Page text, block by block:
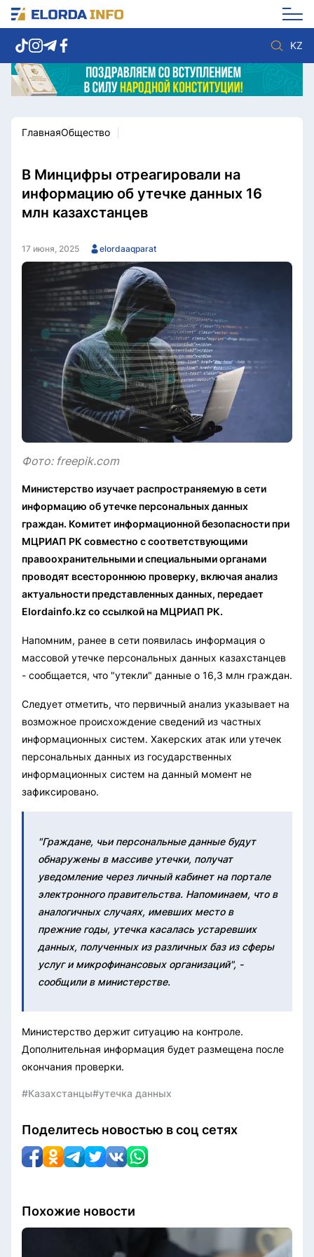
KZ
Новости столицы
Спорт
Культура
Разное
Мнение
Видео
Мир
Послание
Служба Комплаенс
ГлавнаяОбщество
В Минцифры отреагировали на
информацию об утечке данных 16
млн казахстанцев
17 июня, 2025 elordaaqparat
Фото: freepik.com
Министерство изучает распространяемую в сети
информацию об утечке персональных данных
граждан. Комитет информационной безопасности при
МЦРИАП РК совместно с соответствующими
правоохранительными и специальными органами
проводят всестороннюю проверку, включая анализ
актуальности представленных данных, передает
Elordainfo.kz со ссылкой на МЦРИАП РК.
Напомним, ранее в сети появилась информация о
массовой утечке персональных данных казахстанцев
- сообщается, что "утекли" данные о 16,3 млн граждан.
Следует отметить, что первичный анализ указывает на
возможное происхождение сведений из частных
информационных систем. Хакерских атак или утечек
персональных данных из государственных
информационных систем на данный момент не
зафиксировано.
"Граждане, чьи персональные данные будут
обнаружены в массиве утечки, получат
уведомление через личный кабинет на портале
электронного правительства. Напоминаем, что в
аналогичных случаях, имевших место в
прежние годы, утечка касалась устаревших
данных, полученных из различных баз из сферы
услуг и микрофинансовых организаций", -
сообщили в министерстве.
Министерство держит ситуацию на контроле.
Дополнительная информация будет размещена после
окончания проверки.
#Казахстанцы#утечка данных
Поделитесь новостью в соц сетях
Похожие новости